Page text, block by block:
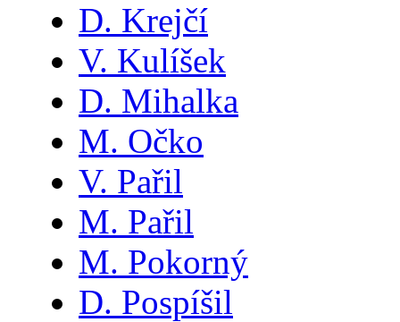
D. Krejčí
V. Kulíšek
D. Mihalka
M. Očko
V. Pařil
M. Pařil
M. Pokorný
D. Pospíšil